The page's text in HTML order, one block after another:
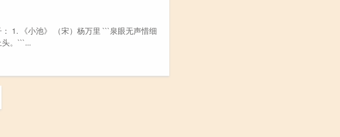
1. 《小池》 （宋）杨万里 ```泉眼无声惜细
。```...